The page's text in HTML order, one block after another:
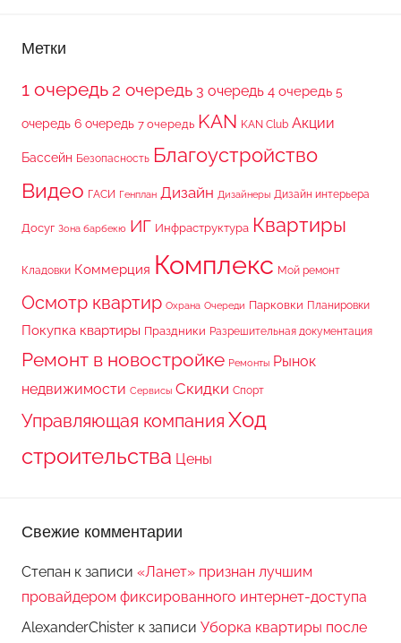
Метки
1 очередь2 очередь 3 очередь 4 очередь 5
очередь 6 очередь 7 очередь KAN KAN Club Акции
Бассейн Безопасность Благоустройство
Видео ГАСИ Генплан Дизайн Дизайнеры Дизайн интерьера
Досуг Зона барбекю ИГ Инфраструктура Квартиры
Кладовки Коммерция Комплекс Мой ремонт
Осмотр квартир Охрана Очереди Парковки Планировки
Покупка квартиры Праздники Разрешительная документация
Ремонт в новостройке Ремонты Рынок
недвижимости Сервисы Скидки Спорт
Управляющая компания Ход
строительства Цены
Свежие комментарии
Степан к записи «Ланет» признан лучшим
провайдером фиксированного интернет-доступа
AlexanderChister к записи Уборка квартиры после